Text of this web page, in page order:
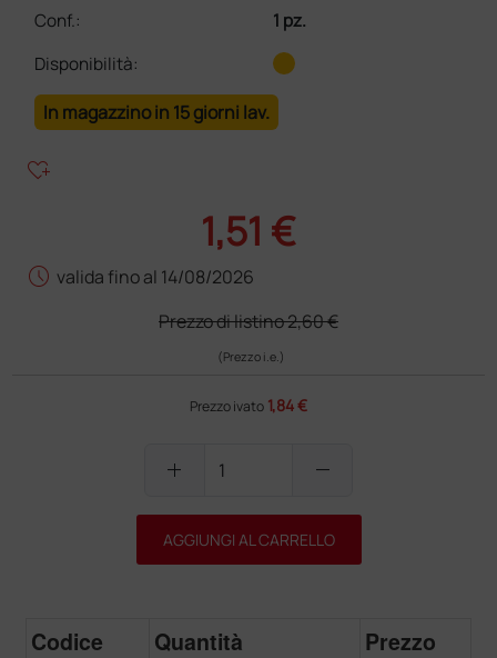
Conf.:
1 pz.
Disponibilità:
In magazzino in 15 giorni lav.
heart_plus
1,51 €
schedule valida fino al 14/08/2026
Prezzo di listino2,60 €
(Prezzo i.e.)
Prezzo ivato 1,84 €
add remove
AGGIUNGI AL CARRELLO
Codice Quantità Prezzo